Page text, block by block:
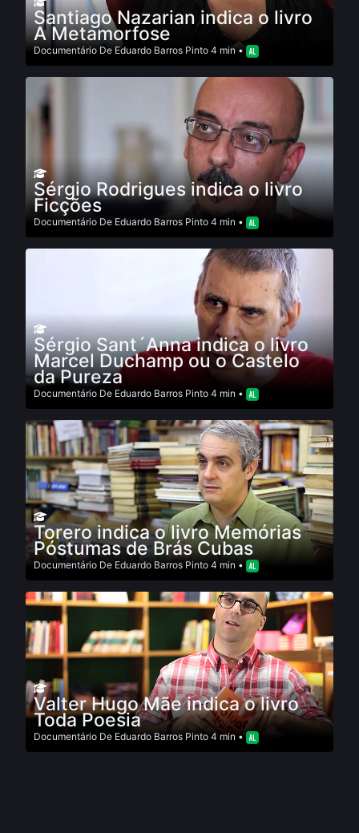
Santiago Nazarian indica o livro
A Metamorfose
Documentário De Eduardo Barros Pinto 4 min •
Sérgio Rodrigues indica o livro
Ficções
Documentário De Eduardo Barros Pinto 4 min •
Sérgio Sant´Anna indica o livro
Marcel Duchamp ou o Castelo
da Pureza
Documentário De Eduardo Barros Pinto 4 min •
Torero indica o livro Memórias
Póstumas de Brás Cubas
Documentário De Eduardo Barros Pinto 4 min •
Valter Hugo Mãe indica o livro
Toda Poesia
Documentário De Eduardo Barros Pinto 4 min •